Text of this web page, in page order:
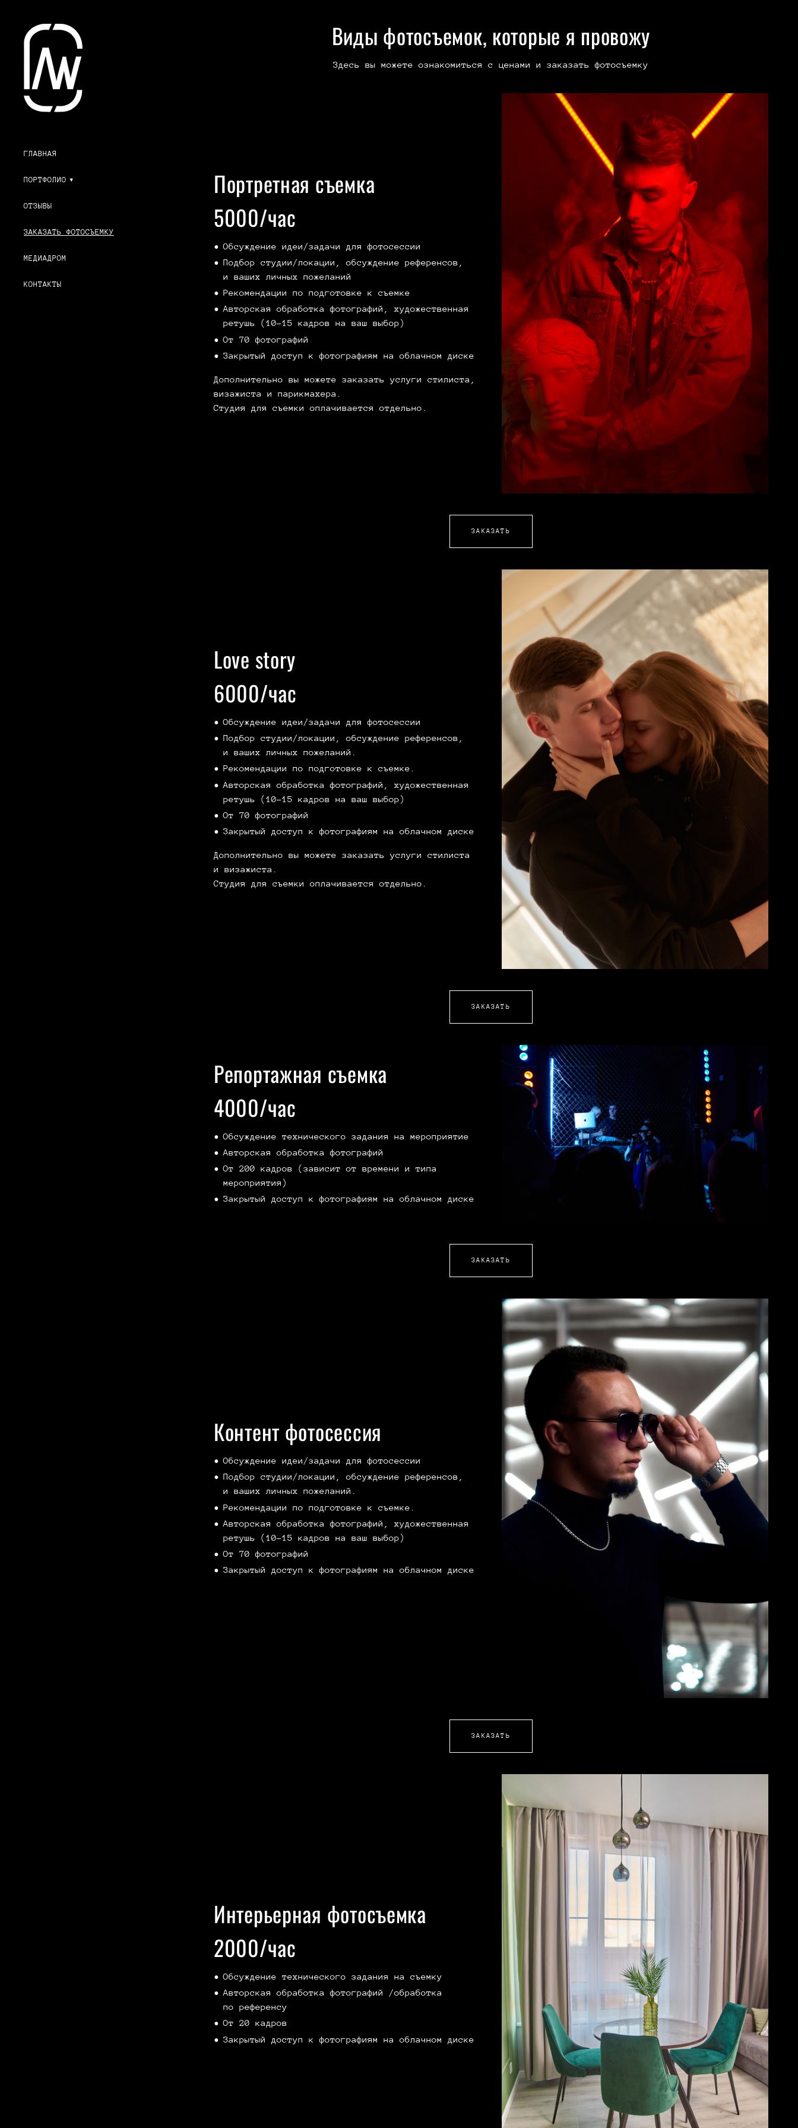
ГЛАВНАЯ
ПОРТФОЛИО
ОТЗЫВЫ
ЗАКАЗАТЬ ФОТОСЪЕМКУ
МЕДИАДРОМ
КОНТАКТЫ
Виды фотосъемок, которые я провожу
Здесь вы можете ознакомиться с ценами и заказать фотосъемку
Портретная съемка
5000/час
Обсуждение идеи/задачи для фотосессии
Подбор студии/локации, обсуждение референсов,
и ваших личных пожеланий
Рекомендации по подготовке к съемке
Авторская обработка фотографий, художественная
ретушь (10-15 кадров на ваш выбор)
От 70 фотографий
Закрытый доступ к фотографиям на облачном диске
Дополнительно вы можете заказать услуги стилиста,
визажиста и парикмахера.
Студия для съемки оплачивается отдельно.
ЗАКАЗАТЬ
Love story
6000/час
Обсуждение идеи/задачи для фотосессии
Подбор студии/локации, обсуждение референсов,
и ваших личных пожеланий.
Рекомендации по подготовке к съемке.
Авторская обработка фотографий, художественная
ретушь (10-15 кадров на ваш выбор)
От 70 фотографий
Закрытый доступ к фотографиям на облачном диске
Дополнительно вы можете заказать услуги стилиста
и визажиста.
Студия для съемки оплачивается отдельно.
ЗАКАЗАТЬ
Репортажная съемка
4000/час
Обсуждение технического задания на мероприятие
Авторская обработка фотографий
От 200 кадров (зависит от времени и типа
мероприятия)
Закрытый доступ к фотографиям на облачном диске
ЗАКАЗАТЬ
Контент фотосессия
Обсуждение идеи/задачи для фотосессии
Подбор студии/локации, обсуждение референсов,
и ваших личных пожеланий.
Рекомендации по подготовке к съемке.
Авторская обработка фотографий, художественная
ретушь (10-15 кадров на ваш выбор)
От 70 фотографий
Закрытый доступ к фотографиям на облачном диске
ЗАКАЗАТЬ
Интерьерная фотосъемка
2000/час
Обсуждение технического задания на съемку
Авторская обработка фотографий /обработка
по референсу
От 20 кадров
Закрытый доступ к фотографиям на облачном диске